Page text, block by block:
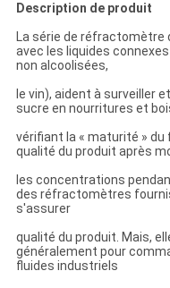
Description de produit
La série de réfractomètre
avec les liquides
non alcoolisées,
le vin), aident à surveiller
sucre en nourritures et
vérifiant la « maturité »
qualité du produit après
les concentrations
des réfractomètres
s'assurer
qualité du produit. Mais,
généralement pour
fluides industriels